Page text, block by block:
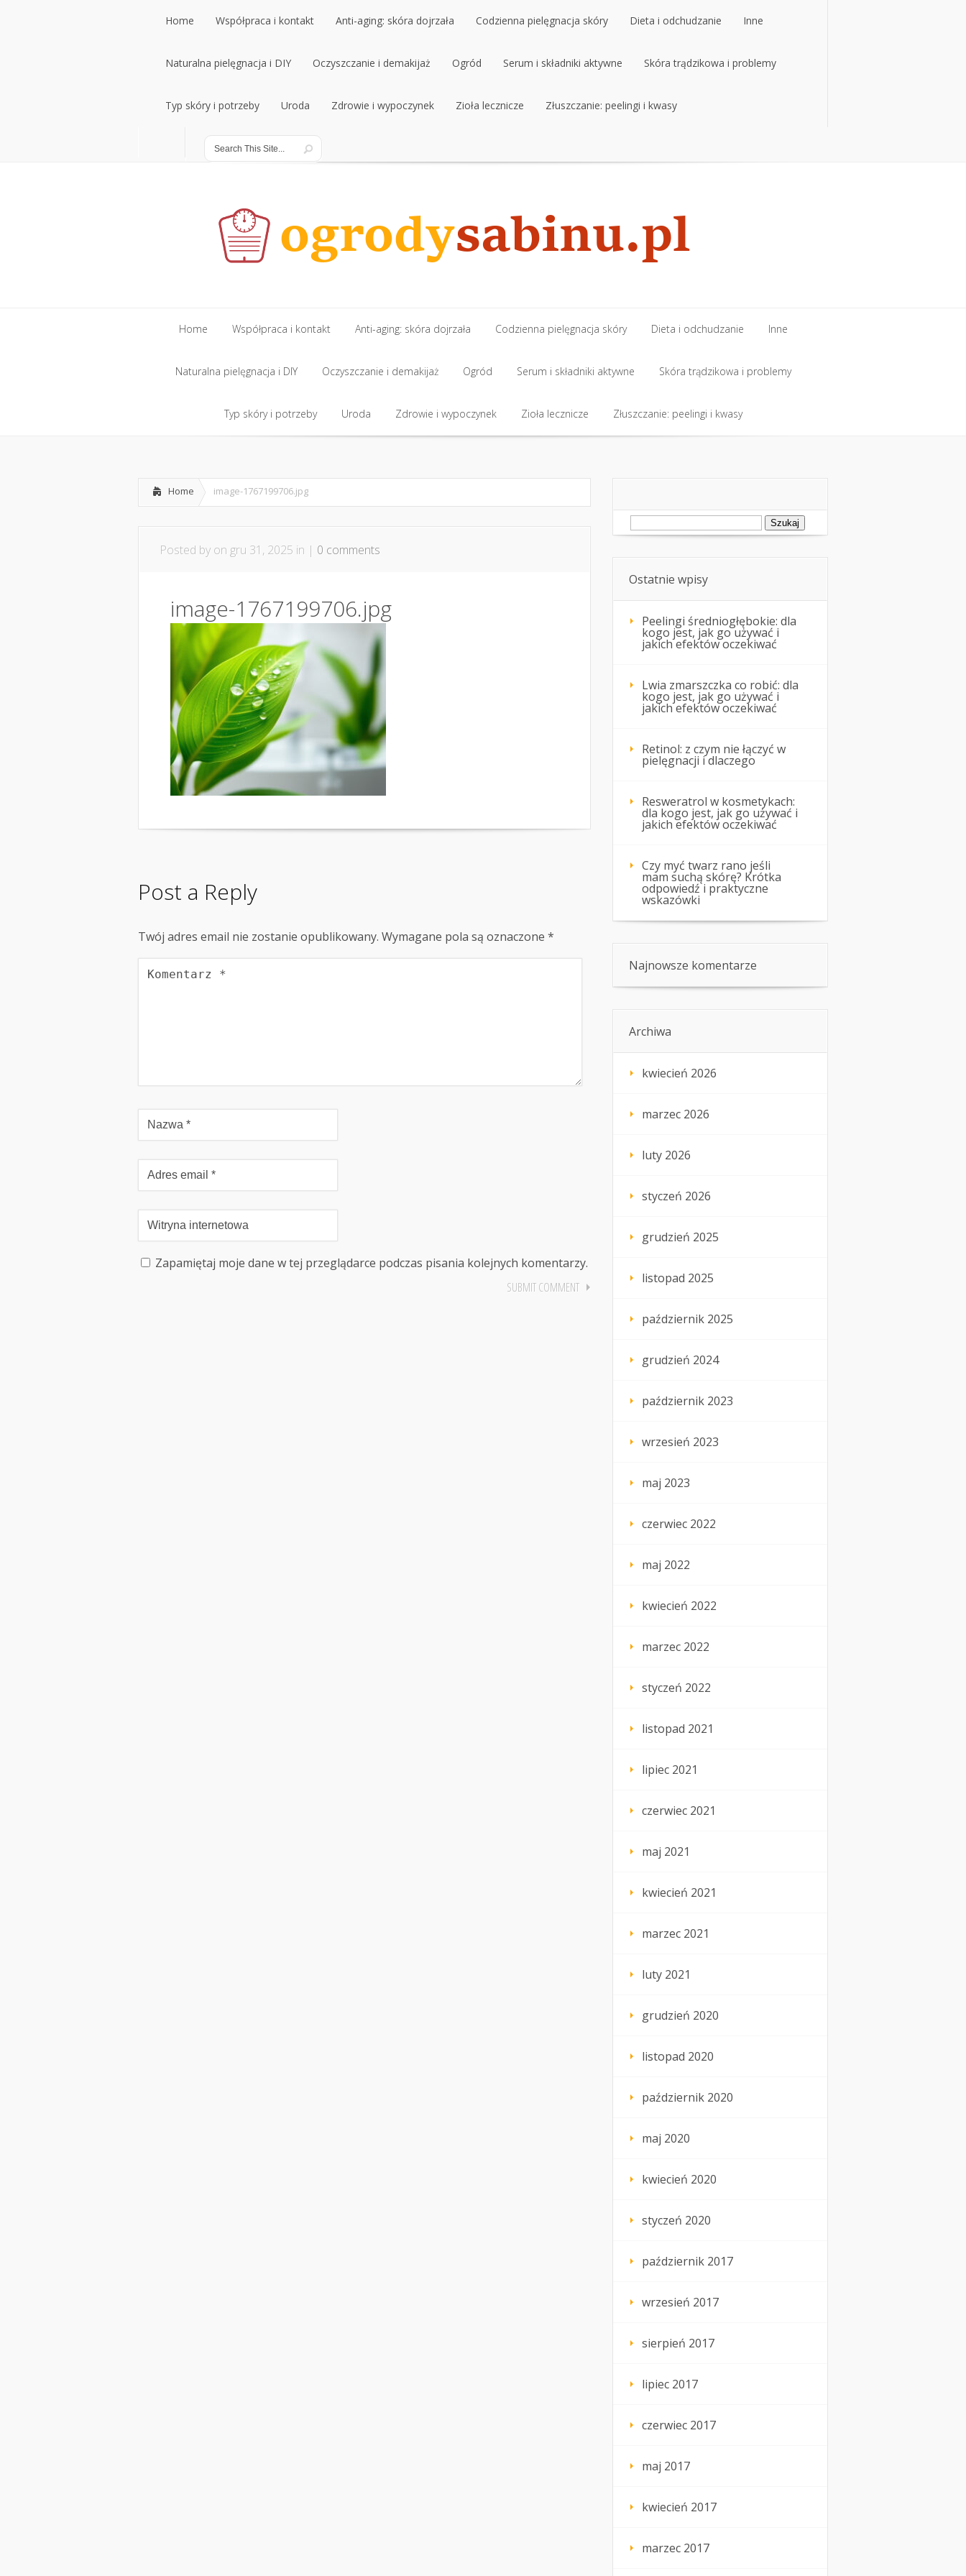
Home
Home
Współpraca i kontakt
Współpraca i kontakt
Anti-aging: skóra dojrzała
Anti-aging: skóra dojrzała
Codzienna pielęgnacja skóry
Codzienna pielęgnacja skóry
Dieta i odchudzanie
Dieta i odchudzanie
Inne
Inne
Naturalna pielęgnacja i DIY
Naturalna pielęgnacja i DIY
Oczyszczanie i demakijaż
Oczyszczanie i demakijaż
Ogród
Ogród
Serum i składniki aktywne
Serum i składniki aktywne
Skóra trądzikowa i problemy
Skóra trądzikowa i problemy
Typ skóry i potrzeby
Typ skóry i potrzeby
Uroda
Uroda
Zdrowie i wypoczynek Zioła lecznicze Złuszczanie: peelingi i kwasy
Home
Home
Współpraca i kontakt
Współpraca i kontakt
Anti-aging: skóra dojrzała
Anti-aging: skóra dojrzała
Codzienna pielęgnacja skóry
Codzienna pielęgnacja skóry
Dieta i odchudzanie
Dieta i odchudzanie
Inne
Inne
Naturalna pielęgnacja i DIY
Naturalna pielęgnacja i DIY
Oczyszczanie i demakijaż
Oczyszczanie i demakijaż
Ogród
Ogród
Serum i składniki aktywne
Serum i składniki aktywne
Skóra trądzikowa i problemy
Skóra trądzikowa i problemy
Typ skóry i potrzeby Uroda Zdrowie i wypoczynek Zioła lecznicze Złuszczanie: peelingi i kwasy
Home image-1767199706.jpg
Posted by on gru 31, 2025 in | 0 comments
image-1767199706.jpg
Post a Reply
Twój adres email nie zostanie opublikowany. Wymagane pola są oznaczone *
Zapamiętaj moje dane w tej przeglądarce podczas pisania kolejnych komentarzy.
Szukaj:
Ostatnie wpisy
Peelingi średniogłębokie: dla
kogo jest, jak go używać i
jakich efektów oczekiwać
Lwia zmarszczka co robić: dla
kogo jest, jak go używać i
jakich efektów oczekiwać
Retinol: z czym nie łączyć w
pielęgnacji i dlaczego
Resweratrol w kosmetykach:
dla kogo jest, jak go używać i
jakich efektów oczekiwać
Czy myć twarz rano jeśli
mam suchą skórę? Krótka
odpowiedź i praktyczne
wskazówki
Najnowsze komentarze
Archiwa
kwiecień 2026
marzec 2026
luty 2026
styczeń 2026
grudzień 2025
listopad 2025
październik 2025
grudzień 2024
październik 2023
wrzesień 2023
maj 2023
czerwiec 2022
maj 2022
kwiecień 2022
marzec 2022
styczeń 2022
listopad 2021
lipiec 2021
czerwiec 2021
maj 2021
kwiecień 2021
marzec 2021
luty 2021
grudzień 2020
listopad 2020
październik 2020
maj 2020
kwiecień 2020
styczeń 2020
październik 2017
wrzesień 2017
sierpień 2017
lipiec 2017
czerwiec 2017
maj 2017
kwiecień 2017
marzec 2017